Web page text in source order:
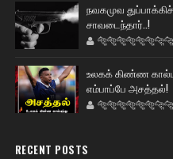
நவகமுவ
சாவடைந்தார்..!
உலகக் கிண்ண
எம்பாப்பே அசத்தல்!
RECENT POSTS